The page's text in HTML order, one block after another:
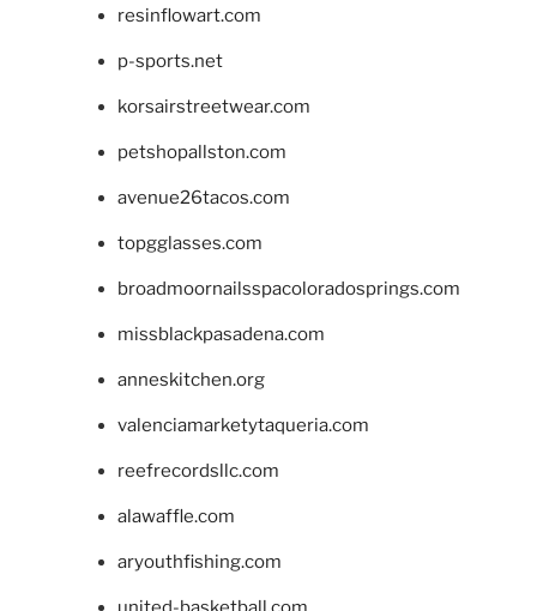
resinflowart.com
p-sports.net
korsairstreetwear.com
petshopallston.com
avenue26tacos.com
topgglasses.com
broadmoornailsspacoloradosprings.com
missblackpasadena.com
anneskitchen.org
valenciamarketytaqueria.com
reefrecordsllc.com
alawaffle.com
aryouthfishing.com